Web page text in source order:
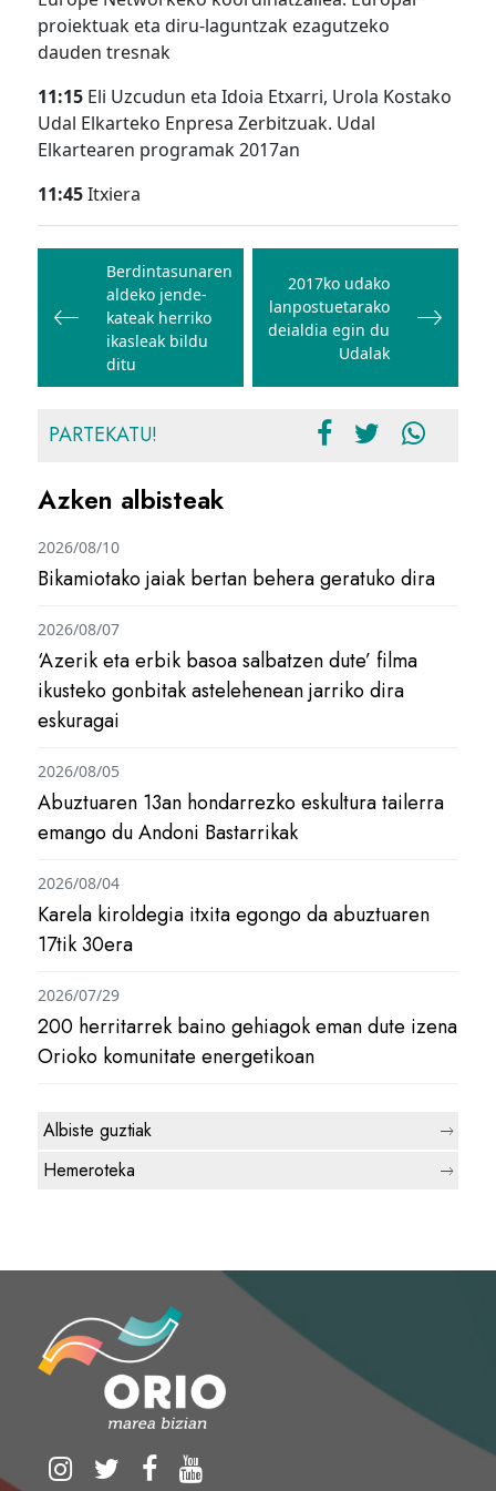
proiektuak eta diru-laguntzak ezagutzeko
dauden tresnak
11:15 Eli Uzcudun eta Idoia Etxarri, Urola Kostako
Udal Elkarteko Enpresa Zerbitzuak. Udal
Elkartearen programak 2017an
11:45Itxiera
Bidalketetan
zehar
nabigatu
Berdintasunaren
aldeko jende-
kateak herriko
ikasleak bildu
ditu
2017ko udako
lanpostuetarako
deialdia egin du
Udalak
PARTEKATU!
Azken albisteak
Bikamiotako jaiak bertan behera geratuko dira
2026/08/10
‘Azerik eta erbik basoa salbatzen dute’ filma
ikusteko gonbitak astelehenean jarriko dira
eskuragai
2026/08/07
Abuztuaren 13an hondarrezko eskultura tailerra
emango du Andoni Bastarrikak
2026/08/05
Karela kiroldegia itxita egongo da abuztuaren
17tik 30era
2026/08/04
200 herritarrek baino gehiagok eman dute izena
Orioko komunitate energetikoan
2026/07/29
Albiste guztiak
Hemeroteka